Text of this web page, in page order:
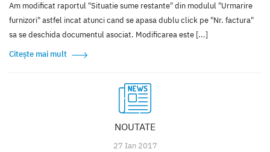
Am modificat raportul "Situatie sume restante" din modulul "Urmarire
furnizori" astfel incat atunci cand se apasa dublu click pe "Nr. factura"
sa se deschida documentul asociat. Modificarea este [...]
Citește mai mult
NOUTATE
27 Ian 2017